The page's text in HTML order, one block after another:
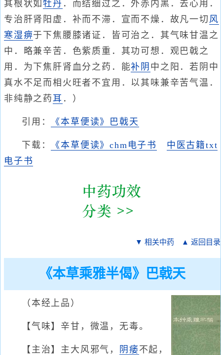
其根状如牡丹 ．而结细过之．外赤内黑．去心用．
专治肝肾阳虚．补而不滞．宣而不燥．故凡一切 风
寒湿痹于下焦腰膝诸证．皆可治之．其气味甘温之
中．略兼辛苦．色紫质重．其功可想．观巴戟之
用．为下焦肝肾血分之药．能补阴 中之阳．若阴中
真水不足而相火旺者不宜用．以其味兼辛苦气温．
非纯静之药 耳 ．）
引用： 《本草便读》巴戟天
下载： 《本草便读》chm电子书
中医古籍txt
电子书
▼ 相关中药 ▲ 返回目录
《本草乘雅半偈》巴戟天
（本经上品）
【气味】辛甘，微温，无毒。
【主治】主大风邪气， 阴痿不起，